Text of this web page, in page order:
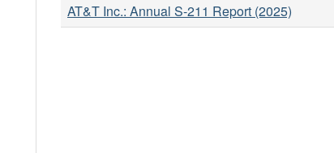
AT&T Inc.: Annual S-211 Report (2025)